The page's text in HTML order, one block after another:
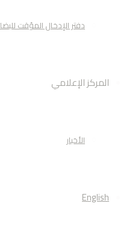
دفتر الإدخال المؤقت للبضائع
المركز الإعلامي
الأخبار
English